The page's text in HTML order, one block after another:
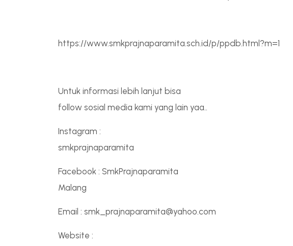
https://www.smkprajnaparamita.sch.id/p/ppdb.html?m=1
Untuk informasi lebih lanjut bisa
follow sosial media kami yang lain yaa..
Instagram :
smkprajnaparamita
Facebook : SmkPrajnaparamita
Malang
Email : smk_prajnaparamita@yahoo.com
Website :